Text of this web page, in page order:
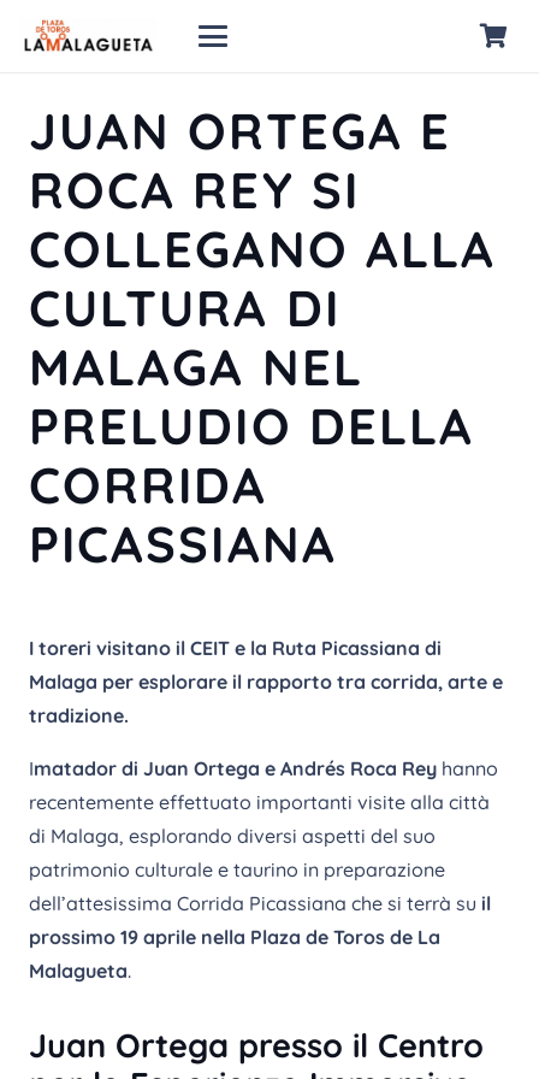
JUAN ORTEGA E
ROCA REY SI
COLLEGANO ALLA
CULTURA DI
MALAGA NEL
PRELUDIO DELLA
CORRIDA
PICASSIANA
I toreri visitano il CEIT e la Ruta Picassiana di
Malaga per esplorare il rapporto tra corrida, arte e
tradizione.
Imatador di Juan Ortega e Andrés Roca Rey hanno
recentemente effettuato importanti visite alla città
di Malaga, esplorando diversi aspetti del suo
patrimonio culturale e taurino in preparazione
dell’attesissima Corrida Picassiana che si terrà su il
prossimo 19 aprile nella Plaza de Toros de La
Malagueta.
Juan Ortega presso il Centro